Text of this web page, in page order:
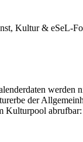
Kultur & eSeL-
werden
der
Kulturpool